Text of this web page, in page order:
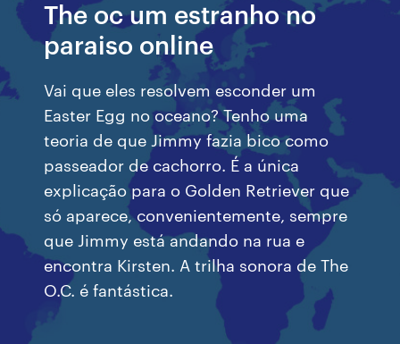
The oc um estranho no
paraiso online
Vai que eles resolvem esconder um
Easter Egg no oceano? Tenho uma
teoria de que Jimmy fazia bico como
passeador de cachorro. É a única
explicação para o Golden Retriever que
só aparece, convenientemente, sempre
que Jimmy está andando na rua e
encontra Kirsten. A trilha sonora de The
O.C. é fantástica.